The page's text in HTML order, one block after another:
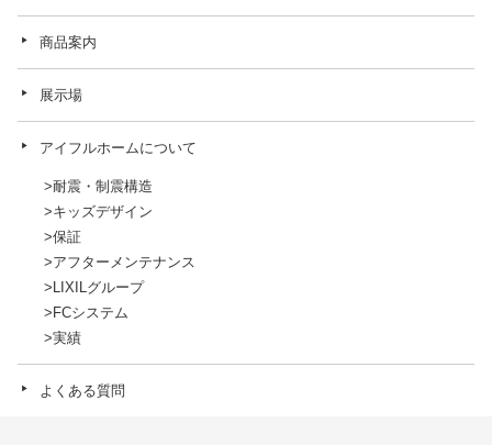
商品案内
展示場
アイフルホームについて
耐震・制震構造
キッズデザイン
保証
アフターメンテナンス
LIXILグループ
FCシステム
実績
よくある質問